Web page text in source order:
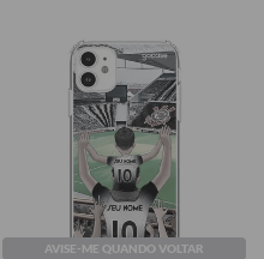
AVISE-ME QUANDO VOLTAR